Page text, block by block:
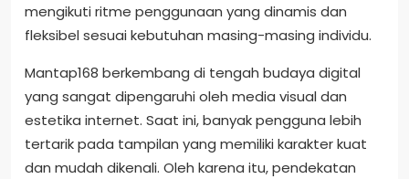
mengikuti ritme penggunaan yang dinamis dan
fleksibel sesuai kebutuhan masing-masing individu.
Mantap168 berkembang di tengah budaya digital
yang sangat dipengaruhi oleh media visual dan
estetika internet. Saat ini, banyak pengguna lebih
tertarik pada tampilan yang memiliki karakter kuat
dan mudah dikenali. Oleh karena itu, pendekatan